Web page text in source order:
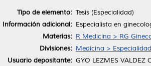
Tipo de elemento: Tesis (Especialidad)
Información adicional: Especialista en
Materias: R Medicina > RG
Divisiones: Medicina >
Usuario depositante: GYO LEZMES VALDEZ